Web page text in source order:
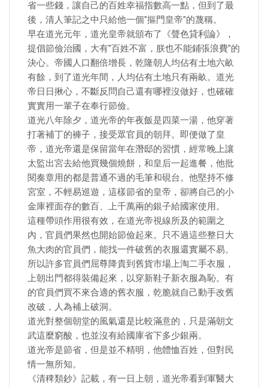
省一些錢，讓自己的百姓幸福指數高一點，但到了最
後，清人筆記之中只給他一個"摳門皇帝"的蔑稱。
早在道光元年，道光皇帝就頒布了《聲色貸利論》，
提倡節儉治國，大有"百姓不富，朕也不能鋪張浪費"的
決心。帝國人口翻倍增長，乾隆朝人均佔有土地六畝
有餘，到了道光年間，人均佔有土地只有兩畝。道光
帝日日揪心，不斷反問自己還有哪裡沒做好，也確確
實實用一輩子在奉行節儉。
道光八年除夕，道光帝的年夜飯是四菜一湯，他穿著
打著補丁的褲子，接受眾官員的朝拜。即便做了皇
帝，道光帝還是保留當年在潛邸的習慣，經常晚上讓
太監出宮去給他買幾個燒餅，和皇后一起進餐，他批
閱奏章用的都是普通不過的毛筆和硯台。他堅持不修
宮室，不輕易巡遊，這樣節省的皇帝，卻將自己的小
金庫裡面存的數百、上千萬兩的銀子給國家使用。
這種帶頭作用很有效，在道光帝視線所及的範圍之
內，官員們果然也開始節儉起來。只不過這些整日大
魚大肉的官員們，能找一件破舊的衣服還實屬不易。
所以許多官員們屈尊降貴到舊貨市場上淘二手衣服，
上朝出門都得裝備起來，以穿新鞋子新衣服為恥。有
的官員們買不來合適的舊衣服，乾脆就自己動手改舊
改破，人為補上破洞。
道光對整個朝堂的風氣還是比較滿意的，只是滿朝文
武這麼窮酸，也並沒有給國庫省下多少銀兩。
道光帝是節省，但是並不精明，他體恤百姓，但對民
情一無所知。
《清稗類鈔》記載，有一日上朝，道光帝看到軍醫大